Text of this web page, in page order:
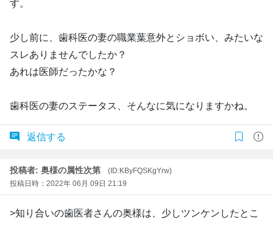
す。
少し前に、歯科医の妻の職業葉意外とショボい、みたいな
スレありませんでしたか？
あれは医師だったかな？
歯科医の妻のステータス、そんなに気になりますかね。
返信する
投稿者: 奥様の属性次第
(ID:KByFQSKgYrw)
投稿日時：2022年 06月 09日 21:19
>知り合いの歯医者さんの奥様は、少しツンケンしたとこ